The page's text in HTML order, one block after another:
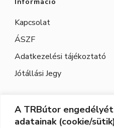
A TRBútor
adatainak (cookie/
Kapcsolat
ÁSZF
Adatkezelési tájékoztató
Jótállási Jegy
Elérhetőség